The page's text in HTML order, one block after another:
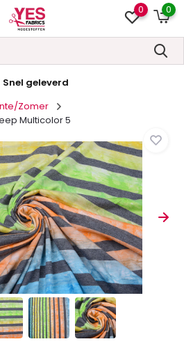
0 0
kwaliteit&Lage prijzen
Zomer
Multicolor 5